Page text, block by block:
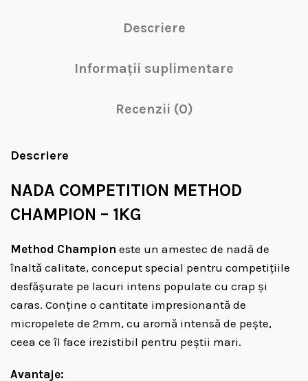
Descriere
Informații suplimentare
Recenzii (0)
Descriere
NADA COMPETITION METHOD
CHAMPION – 1KG
Method Champion este un amestec de nadă de
înaltă calitate, conceput special pentru competițiile
desfășurate pe lacuri intens populate cu crap și
caras. Conține o cantitate impresionantă de
micropelete de 2mm, cu aromă intensă de pește,
ceea ce îl face irezistibil pentru peștii mari.
Avantaje: